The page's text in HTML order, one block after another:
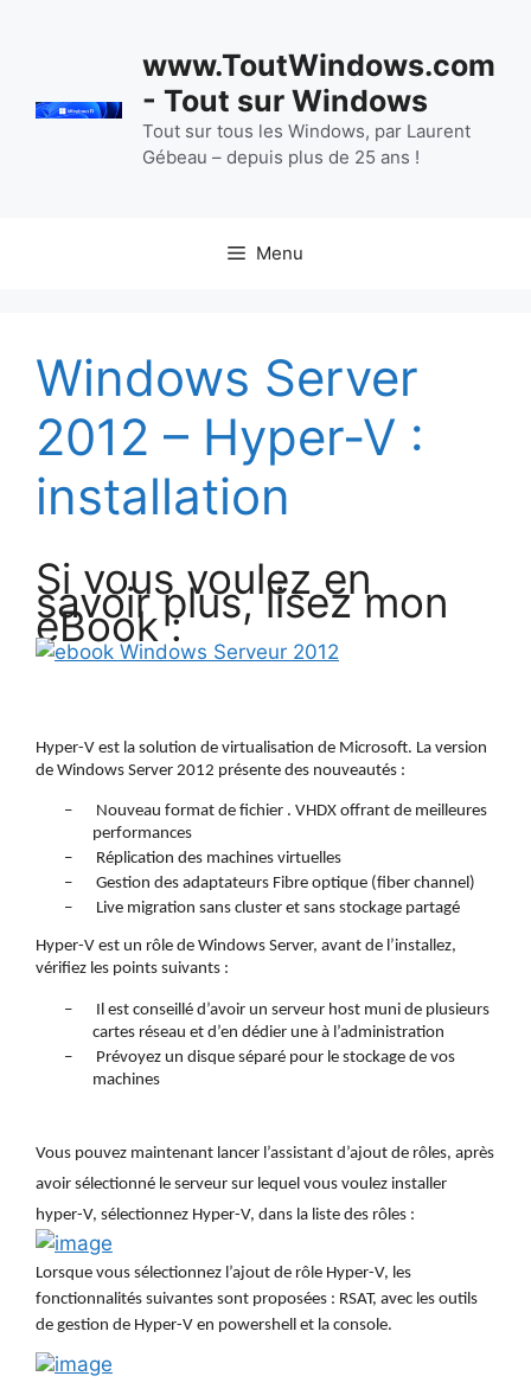
www.ToutWindows.com
- Tout sur Windows
Tout sur tous les Windows, par Laurent
Gébeau – depuis plus de 25 ans !
Menu
Windows Server
2012 – Hyper-V :
installation
Si vous voulez en
savoir plus, lisez mon
eBook :
Hyper-V est la solution de virtualisation de Microsoft. La version
de Windows Server 2012 présente des nouveautés :
–
Nouveau format de fichier . VHDX offrant de meilleures
performances
–
Réplication des machines virtuelles
–
Gestion des adaptateurs Fibre optique (fiber channel)
–
Live migration sans cluster et sans stockage partagé
Hyper-V est un rôle de Windows Server, avant de l’installez,
vérifiez les points suivants :
–
Il est conseillé d’avoir un serveur host muni de plusieurs
cartes réseau et d’en dédier une à l’administration
–
Prévoyez un disque séparé pour le stockage de vos
machines
Vous pouvez maintenant lancer l’assistant d’ajout de rôles, après
avoir sélectionné le serveur sur lequel vous voulez installer
hyper-V, sélectionnez Hyper-V, dans la liste des rôles :
Lorsque vous sélectionnez l’ajout de rôle Hyper-V, les
fonctionnalités suivantes sont proposées : RSAT, avec les outils
de gestion de Hyper-V en powershell et la console.